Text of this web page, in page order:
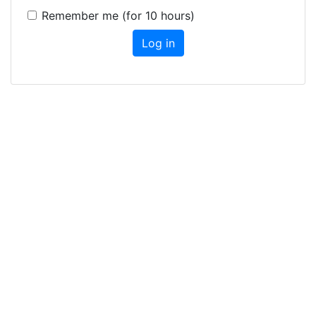
Remember me (for 10 hours)
Log in